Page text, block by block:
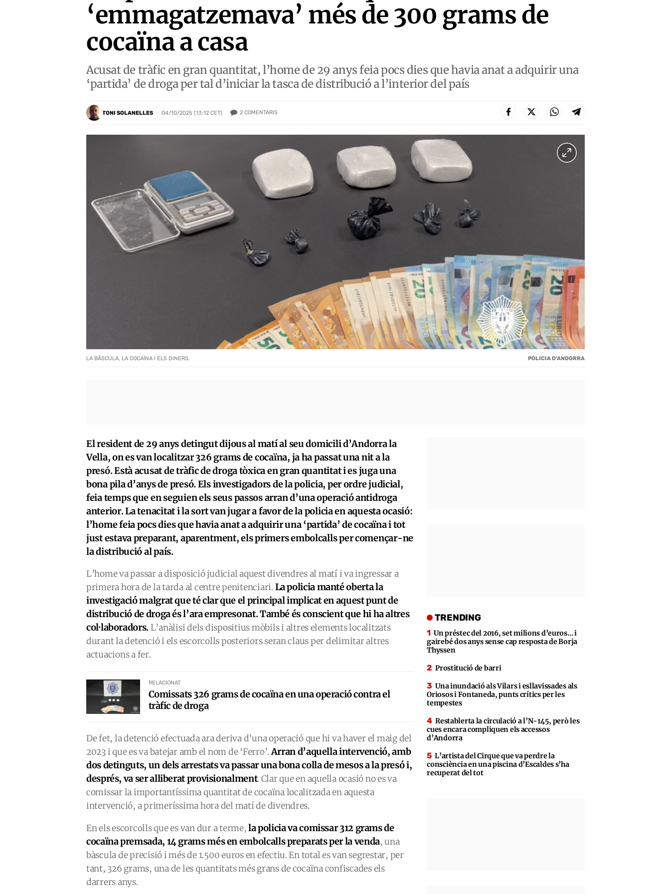
‘emmagatzemava’ més de 300 grams de
cocaïna a casa
Acusat de tràfic en gran quantitat, l’home de 29 anys feia pocs dies que havia anat a adquirir una
‘partida’ de droga per tal d’iniciar la tasca de distribució a l’interior del país
TONI SOLANELLES 04/10/2025 (13:12 CET) 2 COMENTARIS
LA BÀSCULA, LA COCAÏNA I ELS DINERS. POLICIA D'ANDORRA
El resident de 29 anys detingut dijous al matí al seu domicili d’Andorra la
Vella, on es van localitzar 326 grams de cocaïna, ja ha passat una nit a la
presó. Està acusat de tràfic de droga tòxica en gran quantitat i es juga una
bona pila d’anys de presó. Els investigadors de la policia, per ordre judicial,
feia temps que en seguien els seus passos arran d’una operació antidroga
anterior. La tenacitat i la sort van jugar a favor de la policia en aquesta ocasió:
l’home feia pocs dies que havia anat a adquirir una ‘partida’ de cocaïna i tot
just estava preparant, aparentment, els primers embolcalls per començar-ne
la distribució al país.
L’home va passar a disposició judicial aquest divendres al matí i va ingressar a
primera hora de la tarda al centre penitenciari. La policia manté oberta la
investigació malgrat que té clar que el principal implicat en aquest punt de
distribució de droga és l’ara empresonat. També és conscient que hi ha altres
col·laboradors.L’anàlisi dels dispositius mòbils i altres elements localitzats
durant la detenció i els escorcolls posteriors seran claus per delimitar altres
actuacions a fer.
RELACIONAT
Comissats 326 grams de cocaïna en una operació contra el
tràfic de droga
De fet, la detenció efectuada ara deriva d’una operació que hi va haver el maig del
2023 i que es va batejar amb el nom de ‘Ferro’.Arran d’aquella intervenció, amb
dos detinguts, un dels arrestats va passar una bona colla de mesos a la presó i,
després, va ser alliberat provisionalment. Clar que en aquella ocasió no es va
comissar la importantíssima quantitat de cocaïna localitzada en aquesta
intervenció, a primeríssima hora del matí de divendres.
En els escorcolls que es van dur a terme,la policia va comissar 312 grams de
cocaïna premsada, 14 grams més en embolcalls preparats per la venda, una
bàscula de precisió i més de 1.500 euros en efectiu. En total es van segrestar, per
tant, 326 grams, una de les quantitats més grans de cocaïna confiscades els
darrers anys.
TRENDING
Un préstec del 2016, set milions d’euros… i
gairebé dos anys sense cap resposta de Borja
Thyssen
Prostitució de barri
Una inundació als Vilars i esllavissades als
Oriosos i Fontaneda, punts crítics per les
tempestes
Restablerta la circulació a l’N-145, però les
cues encara compliquen els accessos
d’Andorra
L’artista del Cirque que va perdre la
consciència en una piscina d’Escaldes s’ha
recuperat del tot